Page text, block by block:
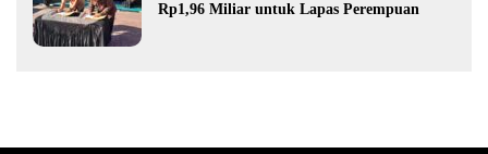
Rp1,96 Miliar untuk Lapas Perempuan